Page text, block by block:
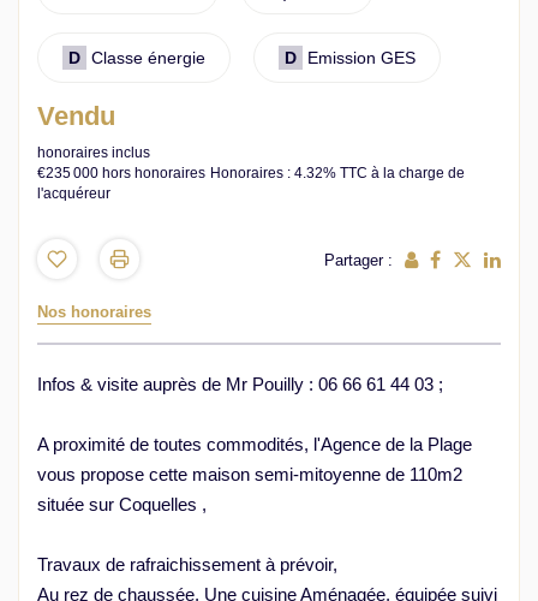
D Classe énergie D Emission GES
Vendu
honoraires inclus
€235 000 hors honoraires Honoraires : 4.32% TTC à la charge de
l'acquéreur
Partager :
Nos honoraires
Infos & visite auprès de Mr Pouilly : 06 66 61 44 03 ;
A proximité de toutes commodités, l'Agence de la Plage
vous propose cette maison semi-mitoyenne de 110m2
située sur Coquelles ,
Travaux de rafraichissement à prévoir,
Au rez de chaussée, Une cuisine Aménagée, équipée suivi